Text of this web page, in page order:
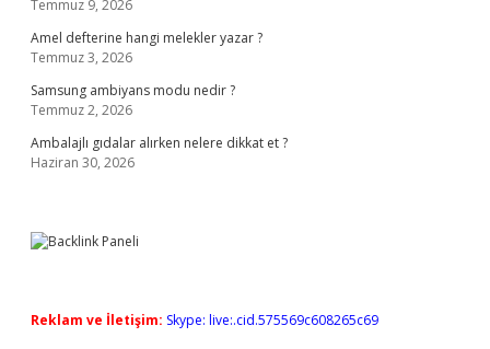
Temmuz 9, 2026
Amel defterine hangi melekler yazar ?
Temmuz 3, 2026
Samsung ambiyans modu nedir ?
Temmuz 2, 2026
Ambalajlı gıdalar alırken nelere dikkat et ?
Haziran 30, 2026
Reklam ve İletişim: Skype: live:.cid.575569c608265c69